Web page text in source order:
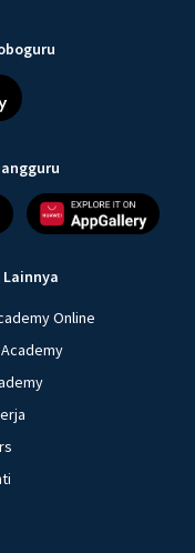
Lainnya
Online